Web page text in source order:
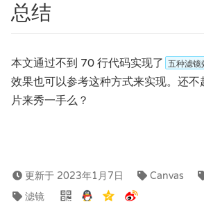
总结
本文通过不到 70 行代码实现了 五种滤镜
效果也可以参考这种方式来实现。还不
片来秀一手么？
更新于 2023年1月7日 Canvas
滤镜